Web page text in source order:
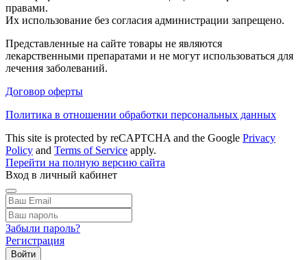
правами.
Их использование без согласия администрации запрещено.
Представленные на сайте товары не являются
лекарственными препаратами и не могут использоваться для
лечения заболеваний.
Договор оферты
Политика в отношении обработки персональных данных
This site is protected by reCAPTCHA and the Google Privacy
Policy and Terms of Service apply.
Перейти на полную версию сайта
Вход в личный кабинет
Забыли пароль?
Регистрация
Войти